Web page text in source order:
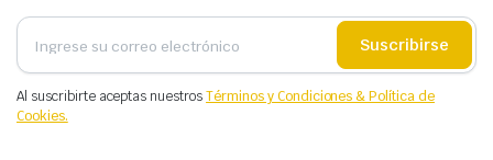
Suscribirse
Al suscribirte aceptas nuestrosTérminos y Condiciones & Política de
Cookies.